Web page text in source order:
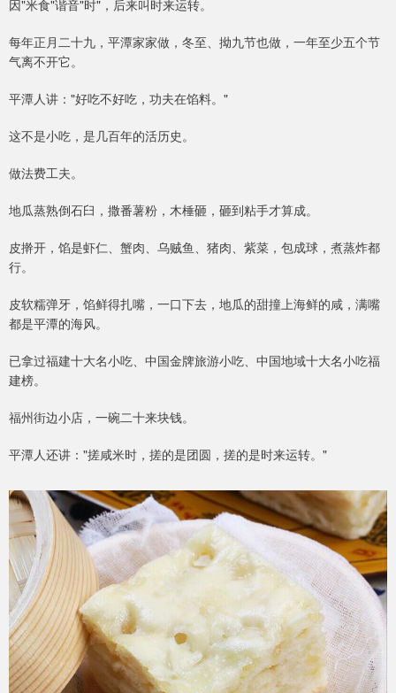
因"米食"谐音"时"，后来叫时来运转。
每年正月二十九，平潭家家做，冬至、拗九节也做，一年至少五个节
气离不开它。
平潭人讲："好吃不好吃，功夫在馅料。"
这不是小吃，是几百年的活历史。
做法费工夫。
地瓜蒸熟倒石臼，撒番薯粉，木棰砸，砸到粘手才算成。
皮擀开，馅是虾仁、蟹肉、乌贼鱼、猪肉、紫菜，包成球，煮蒸炸都
行。
皮软糯弹牙，馅鲜得扎嘴，一口下去，地瓜的甜撞上海鲜的咸，满嘴
都是平潭的海风。
已拿过福建十大名小吃、中国金牌旅游小吃、中国地域十大名小吃福
建榜。
福州街边小店，一碗二十来块钱。
平潭人还讲："搓咸米时，搓的是团圆，搓的是时来运转。"